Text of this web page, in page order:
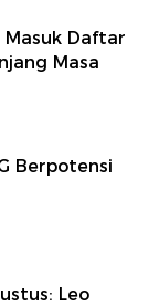
Masuk Daftar
Masa
Berpotensi
Leo